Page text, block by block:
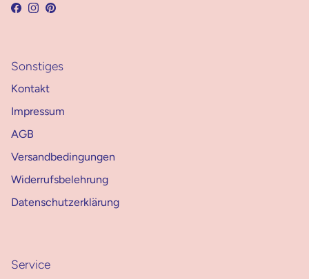
Facebook
Instagram
Pinterest
Sonstiges
Kontakt
Impressum
AGB
Versandbedingungen
Widerrufsbelehrung
Datenschutzerklärung
Service